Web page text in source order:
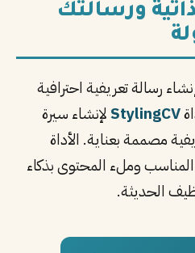
ورسالتك
رسالة تعريفية احترافية
StylingCVلإنشاء سيرة
مصممة بعناية. الأداة
وملء المحتوى بذكاء
الحديثة.